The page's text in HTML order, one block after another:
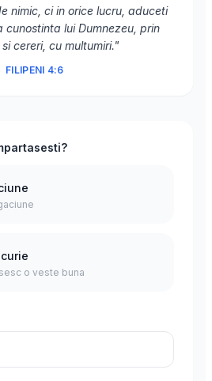
nimic, ci in orice lucru, aduceti
cunostinta lui Dumnezeu, prin
cereri, cu multumiri."
FILIPENI 4:6
o veste buna